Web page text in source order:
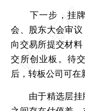
下一步，挂牌
会、股东大会审
向交易所提交材
交所创业板。待
后，转板公司可在
由于精选层挂